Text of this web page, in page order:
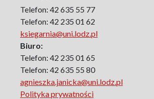
Politology
Poland and Central and Eastern Europe
Century
Polish Film Culture
Law
The Polish People's Republic. Biographies
Existence and Literature Project
The Psychology of Everything
Telefon: 42 635 55 77
Telefon: 42 235 01 62
ksiegarnia@uni.lodz.pl
Biuro:
Telefon: 42 235 01 65
Telefon: 42 635 55 80
agnieszka.janicka@uni.lodz.pl
Polityka prywatności